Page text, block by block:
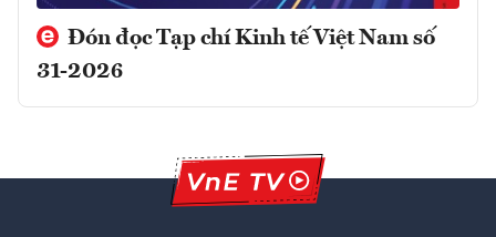
Đón đọc Tạp chí Kinh tế Việt Nam số
31-2026